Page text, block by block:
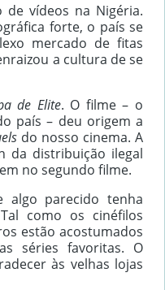
vídeos na Nigéria.
forte, o país se
mercado de fitas
a cultura de se
de Elite. O filme – o
país – deu origem a
do nosso cinema. A
da distribuição ilegal
no segundo filme.
algo parecido tenha
como os cinéfilos
estão acostumados
séries favoritas. O
às velhas lojas